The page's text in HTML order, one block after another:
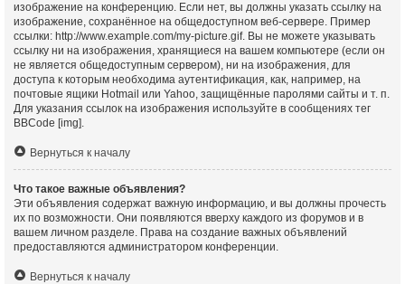
изображение на конференцию. Если нет, вы должны указать ссылку на
изображение, сохранённое на общедоступном веб-сервере. Пример
ссылки: http://www.example.com/my-picture.gif. Вы не можете указывать
ссылку ни на изображения, хранящиеся на вашем компьютере (если он
не является общедоступным сервером), ни на изображения, для
доступа к которым необходима аутентификация, как, например, на
почтовые ящики Hotmail или Yahoo, защищённые паролями сайты и т. п.
Для указания ссылок на изображения используйте в сообщениях тег
BBCode [img].
Вернуться к началу
Что такое важные объявления?
Эти объявления содержат важную информацию, и вы должны прочесть
их по возможности. Они появляются вверху каждого из форумов и в
вашем личном разделе. Права на создание важных объявлений
предоставляются администратором конференции.
Вернуться к началу